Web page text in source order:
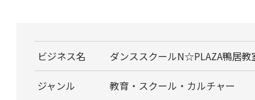
ビジネス名 ダンススクールN☆PLAZA鴨居教
ジャンル 教育・スクール・カルチャー